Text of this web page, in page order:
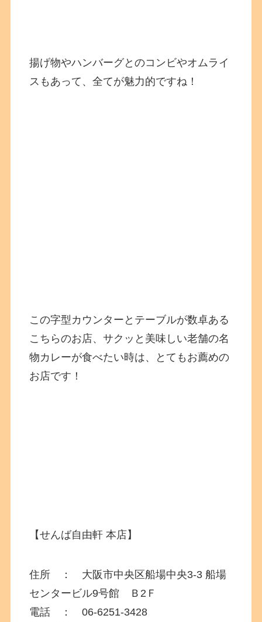
揚げ物やハンバーグとのコンビやオムライ
スもあって、全てが魅力的ですね！
この字型カウンターとテーブルが数卓ある
こちらのお店、サクッと美味しい老舗の名
物カレーが食べたい時は、とてもお薦めの
お店です！
【せんば自由軒 本店】
住所 ： 大阪市中央区船場中央3-3 船場
センタービル9号館 Ｂ2Ｆ
電話 ： 06-6251-3428